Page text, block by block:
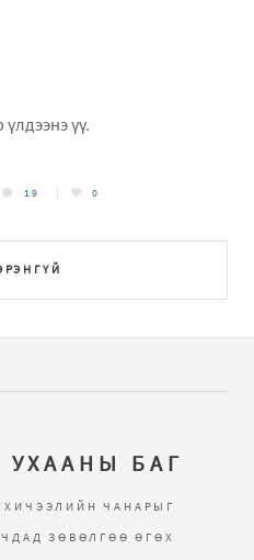
үлдээнэ үү.
19 0
БАГ
ЧАНАРЫГ
ЗӨВӨЛГӨӨ ӨГӨХ